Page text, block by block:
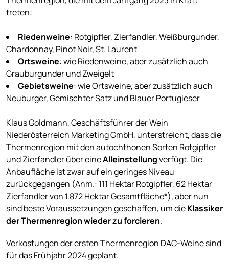
treten:
Riedenweine: Rotgipfler, Zierfandler, Weißburgunder,
Chardonnay, Pinot Noir, St. Laurent
Ortsweine: wie Riedenweine, aber zusätzlich auch
Grauburgunder und Zweigelt
Gebietsweine: wie Ortsweine, aber zusätzlich auch
Neuburger, Gemischter Satz und Blauer Portugieser
Klaus Goldmann, Geschäftsführer der Wein
Niederösterreich Marketing GmbH, unterstreicht, dass die
Thermenregion mit den autochthonen Sorten Rotgipfler
und Zierfandler über eineAlleinstellungverfügt. Die
Anbaufläche ist zwar auf ein geringes Niveau
zurückgegangen (Anm.: 111 Hektar Rotgipfler, 62 Hektar
Zierfandler von 1.872 Hektar Gesamtfläche*), aber nun
sind beste Voraussetzungen geschaffen, um dieKlassiker
der Thermenregion wieder zu forcieren.
Verkostungen der ersten Thermenregion DAC-Weine sind
für das Frühjahr 2024 geplant.